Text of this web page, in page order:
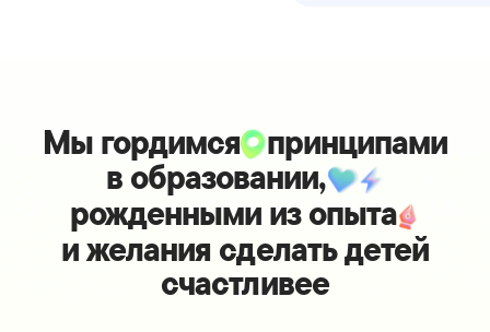
Мы гордимся
принципами
в образовании,
рожденными из опыта
и желания сделать детей
счастливее